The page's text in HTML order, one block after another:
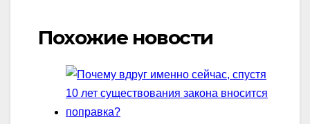
Похожие новости